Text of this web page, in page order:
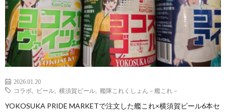
2026.01.20
コラボ
ビール 横須賀ビール 艦隊これくしょん－艦これ－
YOKOSUKA PRIDE MARKETで注文した艦これ×横須賀ビール6本セ